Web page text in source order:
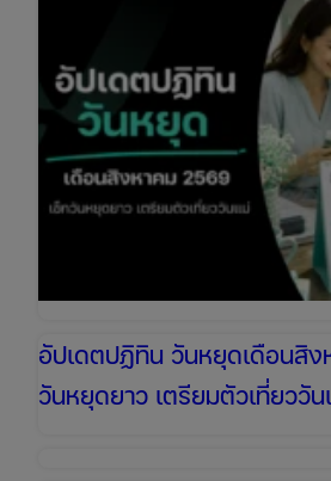
อัปเดตปฏิทิน วันหยุดเดือนสิง
วันหยุดยาว เตรียมตัวเที่ยววั